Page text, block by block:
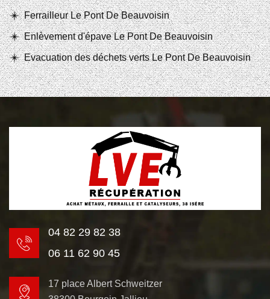
Ferrailleur Le Pont De Beauvoisin
Enlèvement d'épave Le Pont De Beauvoisin
Evacuation des déchets verts Le Pont De Beauvoisin
04 82 29 82 38
06 11 62 90 45
17 place Albert Schweitzer